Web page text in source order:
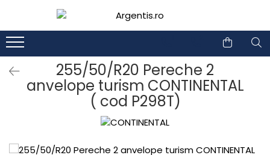
255/50/R20 Pereche 2
anvelope turism CONTINENTAL
( cod P298T)